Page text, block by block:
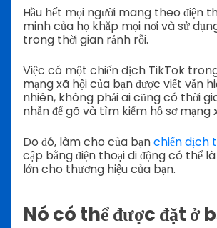
Hầu hết mọi người mang theo điện
minh của họ khắp mọi nơi và sử
trong thời gian rảnh rỗi.
Việc có một chiến dịch TikTok
mạng xã hội của bạn được viết vẫn
nhiên, không phải ai cũng có thời
nhẫn để gõ và tìm kiếm hồ sơ mạng
Do đó, làm cho của bạnchiến dịch
cập bằng điện thoại di động có thể
lớn cho thương hiệu của bạn.
Nó có thể được đặt ở